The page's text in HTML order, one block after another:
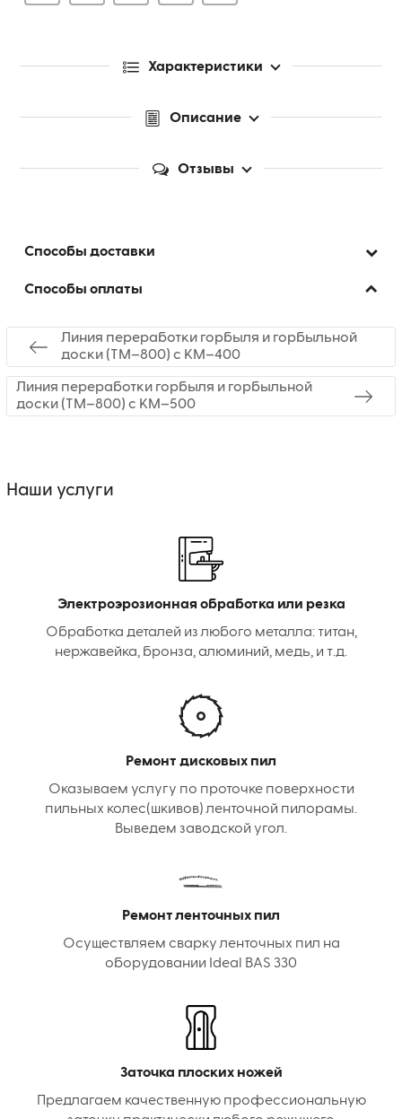
Характеристики
Описание
Отзывы
Способы доставки
Способы оплаты
Линия переработки горбыля и горбыльной
доски (ТМ–800) с КМ–400
Линия переработки горбыля и горбыльной
доски (ТМ–800) с КМ–500
Наши услуги
Электроэрозионная обработка или резка
Обработка деталей из любого металла: титан,
нержавейка, бронза, алюминий, медь, и т.д.
Ремонт дисковых пил
Оказываем услугу по проточке поверхности
пильных колес(шкивов) ленточной пилорамы.
Выведем заводской угол.
Ремонт ленточных пил
Осуществляем сварку ленточных пил на
оборудовании Ideal BAS 330
Заточка плоских ножей
Предлагаем качественную профессиональную